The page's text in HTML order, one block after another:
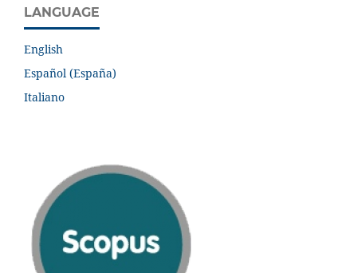
LANGUAGE
English
Español (España)
Italiano